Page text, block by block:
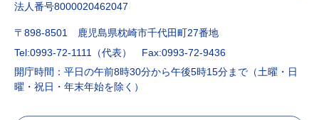
法人番号8000020462047
〒898-8501 鹿児島県枕崎市千代田町27番地
Tel:0993-72-1111（代表）
Fax:0993-72-9436
開庁時間：平日の午前8時30分から午後5時15分まで（土曜・日
曜・祝日・年末年始を除く）